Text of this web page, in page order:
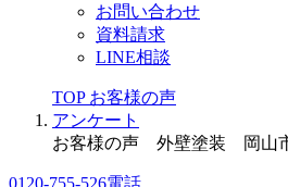
お問い合わせ
資料請求
LINE相談
TOP お客様の声
アンケート
お客様の声 外壁塗装 岡山
0120-755-526電話